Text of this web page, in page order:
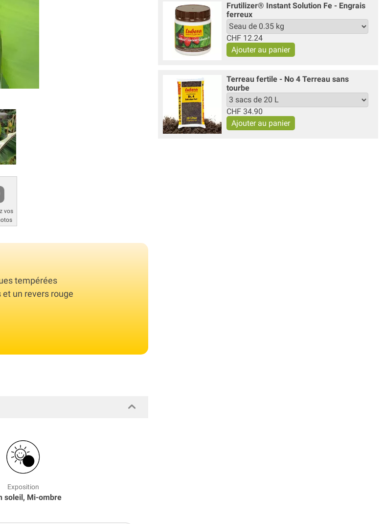
vos
tempérées
un revers rouge
Frutilizer® Instant Solution Fe - Engrais
ferreux
CHF 12.24
Terreau fertile - No 4 Terreau sans
tourbe
CHF 34.90
Exposition
soleil, Mi-ombre